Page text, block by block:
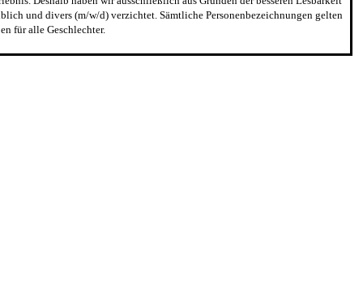
und divers (m/w/d) verzichtet. Sämtliche Personenbezeichnungen gelten
für alle Geschlechter.